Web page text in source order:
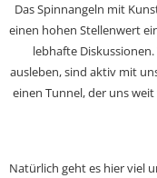
Das Spinnangeln mit
einen hohen Stellenwert
lebhafte
ausleben, sind aktiv mit
einen Tunnel, der uns
Natürlich geht es hier viel